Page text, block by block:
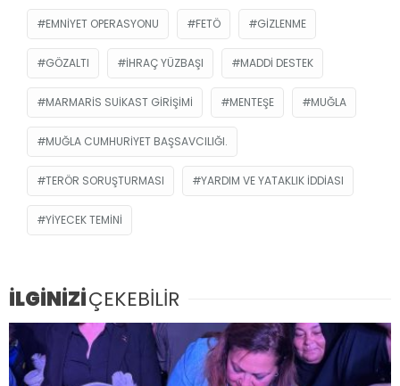
EMNIYET OPERASYONU FETÖ GIZLENME
GÖZALTI IHRAÇ YÜZBAŞI MADDI DESTEK
MARMARIS SUIKAST GIRIŞIMI MENTEŞE MUĞLA
MUĞLA CUMHURIYET BAŞSAVCILIĞI.
TERÖR SORUŞTURMASI YARDIM VE YATAKLIK IDDIASI
YIYECEK TEMINI
İLGİNİZİÇEKEBİLİR